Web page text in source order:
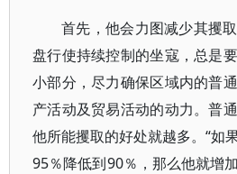
首先，他会力图减少其攫
盘行使持续控制的坐寇，总是
小部分，尽力确保区域内的普
产活动及贸易活动的动力。普
他所能攫取的好处就越多。“如
95％降低到90％，那么他就增